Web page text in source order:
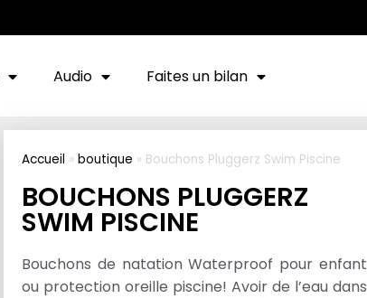
Audio Faites un bilan
Accueil » boutique » Bouchons Pluggerz Swim Piscine
BOUCHONS PLUGGERZ
SWIM PISCINE
Bouchons de natation Waterproof pour enfant
ou protection oreille piscine! Avoir de l’eau dans